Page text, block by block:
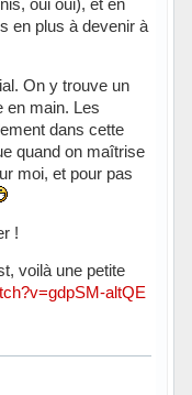
en plus à devenir à
On y trouve un
en main. Les
dans cette
quand on maîtrise
moi, et pour pas
!
voilà une petite
altQE